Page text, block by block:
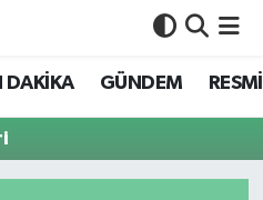
DAKİKA GÜNDEM